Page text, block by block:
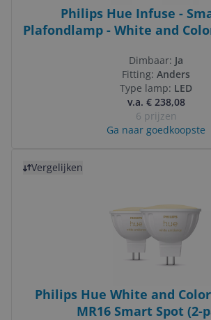
Philips Hue Infuse -
Plafondlamp - White and
Dimbaar: Ja
Fitting: Anders
Type lamp: LED
v.a. € 238,08
6 prijzen
Ga naar goedkoopste
Vergelijken
Philips Hue White and
MR16 Smart Spot (2-